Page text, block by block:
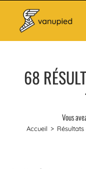
68
Vous
Accueil >